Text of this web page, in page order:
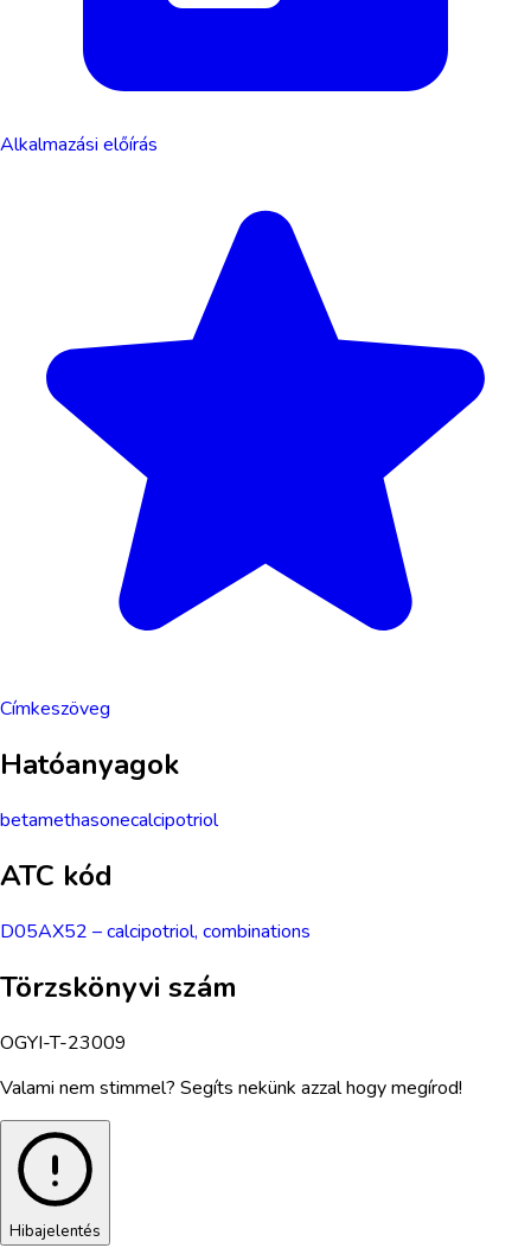
Alkalmazási előírás
Címkeszöveg
Hatóanyagok
betamethasonecalcipotriol
ATC kód
D05AX52 –calcipotriol, combinations
Törzskönyvi szám
OGYI-T-23009
Valami nem stimmel? Segíts nekünk azzal hogy megírod!
Hibajelentés